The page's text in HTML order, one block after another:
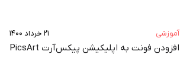
آموزشی ۲۱ خرداد ۱۴۰۰
افزودن فونت به اپلیکیشن پیکس‌آرت PicsArt